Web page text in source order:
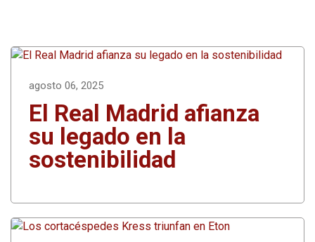
agosto 06, 2025
El Real Madrid afianza
su legado en la
sostenibilidad